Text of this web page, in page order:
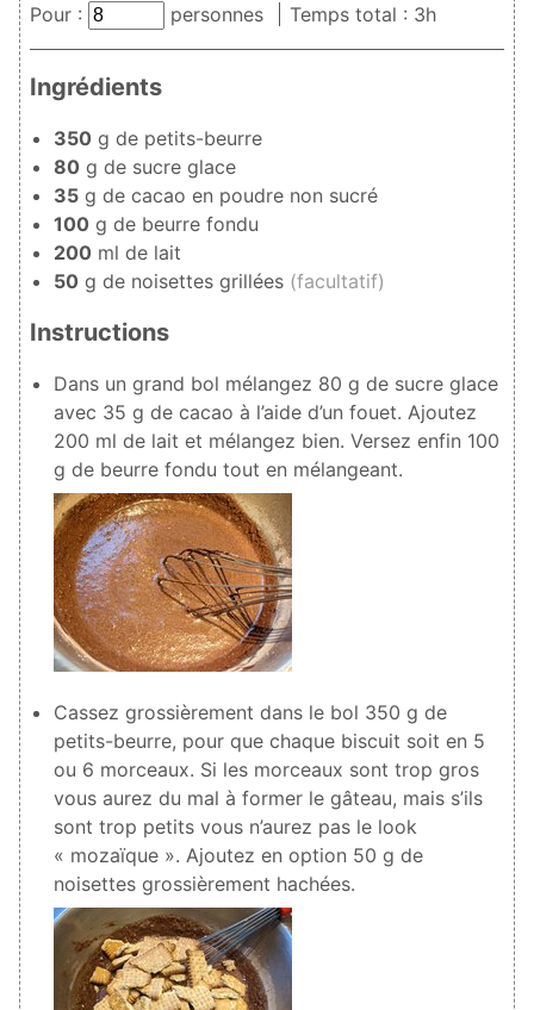
Pour : personnes Temps total : 3h
Ingrédients
350 g de petits-beurre
80 g de sucre glace
35 g de cacao en poudre non sucré
100 g de beurre fondu
200 ml de lait
50 g de noisettes grillées (facultatif)
Instructions
Dans un grand bol mélangez 80 g de sucre glace
avec 35 g de cacao à l’aide d’un fouet. Ajoutez
200 ml de lait et mélangez bien. Versez enfin 100
g de beurre fondu tout en mélangeant.
Cassez grossièrement dans le bol 350 g de
petits-beurre, pour que chaque biscuit soit en 5
ou 6 morceaux. Si les morceaux sont trop gros
vous aurez du mal à former le gâteau, mais s’ils
sont trop petits vous n’aurez pas le look
« mozaïque ». Ajoutez en option 50 g de
noisettes grossièrement hachées.